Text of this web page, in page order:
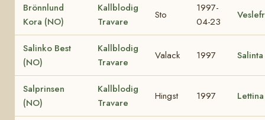
Brönnlund
Kora (NO)
Kallblodig
Travare
Sto
1997-
04-23
Salinko Best
(NO)
Kallblodig
Travare
Valack 1997
Salprinsen
(NO)
Kallblodig
Travare
Hingst 1997